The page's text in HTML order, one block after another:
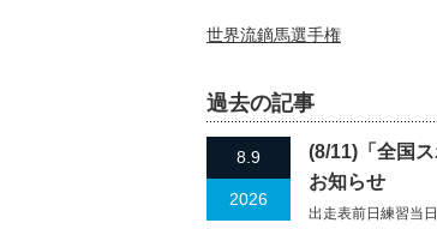
世界流鏑馬選手権
過去の記事
8.9
2026
(8/11)「全国
お知らせ
出走表前日練習当